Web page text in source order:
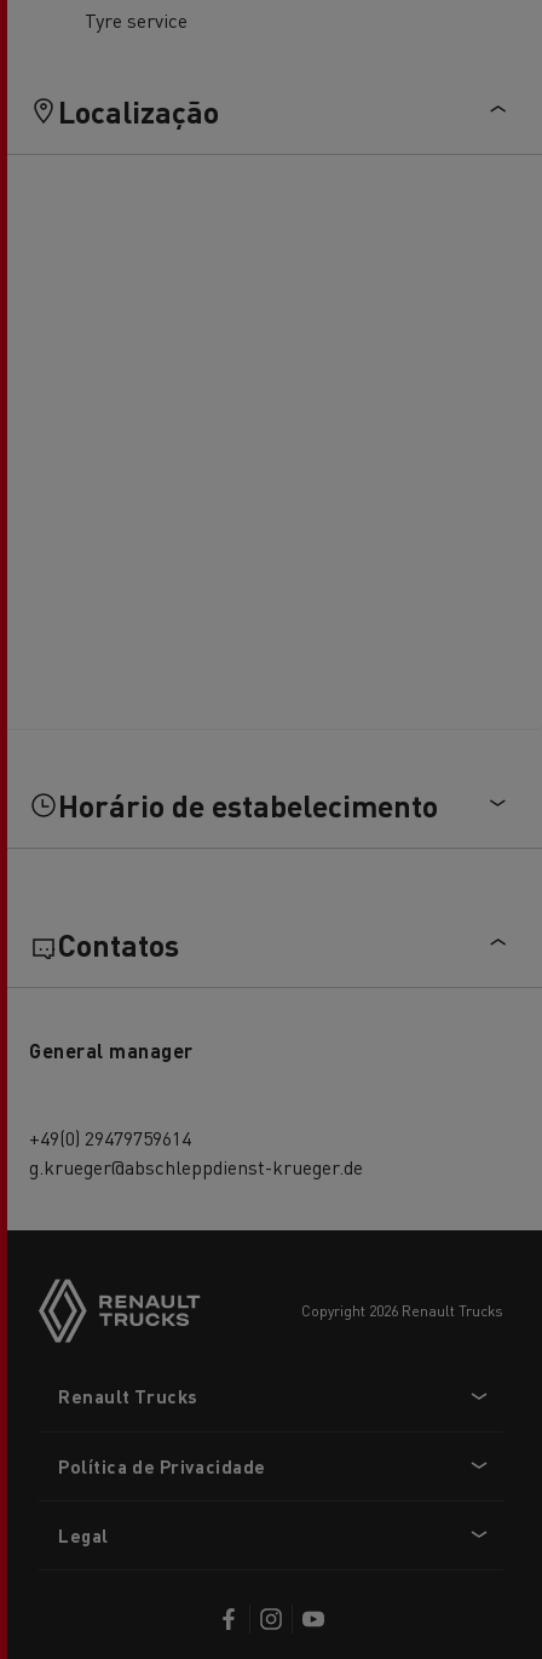
Tyre service
Localização
Horário de estabelecimento
Contatos
General manager
+49(0) 29479759614
g.krueger@abschleppdienst-krueger.de
copyright 2026 Renault Trucks
menu
Renault Trucks
Política de Privacidade
Legal